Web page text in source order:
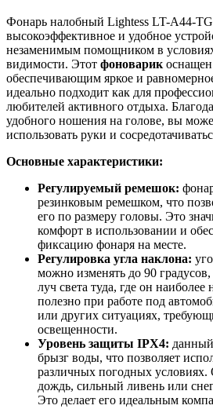
Фонарь налобный Lightess LT-A44-
высокоэффективное и удобное
незаменимым помощником в
видимости. Этот фоноварик
обеспечивающим яркое и
идеально подходит как для
любителей активного отдыха.
удобного ношения на голове, вы
использовать руки и
Основные характеристики:
Регулируемый ремешок:
резинковым ремешком, что
его по размеру головы. Это
комфорт в использовании и
фиксацию фонаря на месте.
Регулировка угла наклона:
можно изменять до 90 градусов,
луч света туда, где он
полезно при работе под
или других ситуациях,
освещенности.
Уровень защиты IPX4:
брызг воды, что позволяет
различных погодных условиях.
дождь, сильный ливень или
Это делает его идеальным